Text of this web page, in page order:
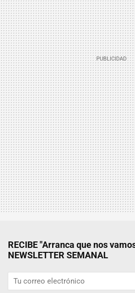
RECIBE "Arranca que nos
NEWSLETTER SEMANAL